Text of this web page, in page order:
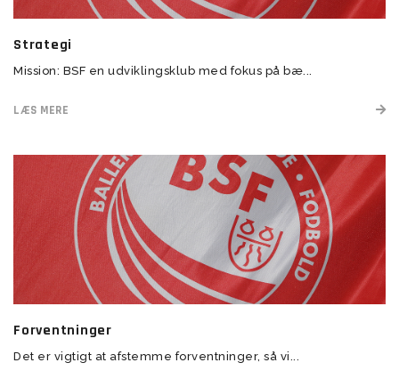
Strategi
Mission: BSF en udviklingsklub med fokus på bæ...
LÆS MERE
Forventninger
Det er vigtigt at afstemme forventninger, så vi...